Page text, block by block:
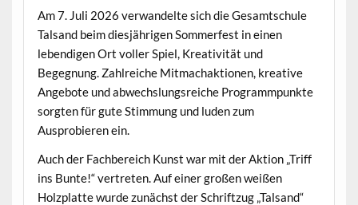
Am 7. Juli 2026 verwandelte sich die Gesamtschule
Talsand beim diesjährigen Sommerfest in einen
lebendigen Ort voller Spiel, Kreativität und
Begegnung. Zahlreiche Mitmachaktionen, kreative
Angebote und abwechslungsreiche Programmpunkte
sorgten für gute Stimmung und luden zum
Ausprobieren ein.
Auch der Fachbereich Kunst war mit der Aktion „Triff
ins Bunte!“ vertreten. Auf einer großen weißen
Holzplatte wurde zunächst der Schriftzug „Talsand“